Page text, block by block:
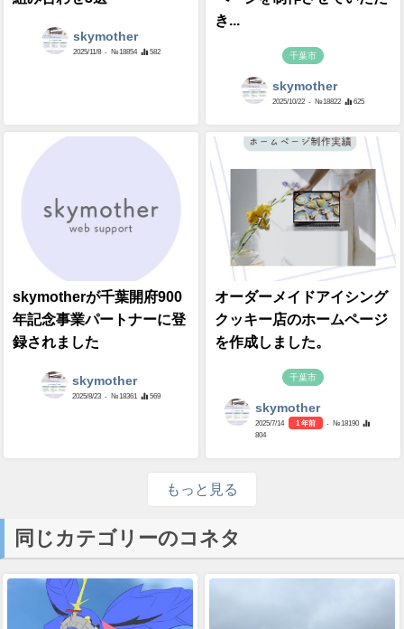
skymother
2025/11/8 - №18854 582
き...
千葉市
skymother
2025/10/22 - №18822 625
skymotherが千葉開府900
年記念事業パートナーに登
録されました
skymother
2025/8/23 - №18361 569
オーダーメイドアイシング
クッキー店のホームページ
を作成しました。
千葉市
skymother
2025/7/14 1 年前
- №18190
804
もっと見る
同じカテゴリーのコネタ